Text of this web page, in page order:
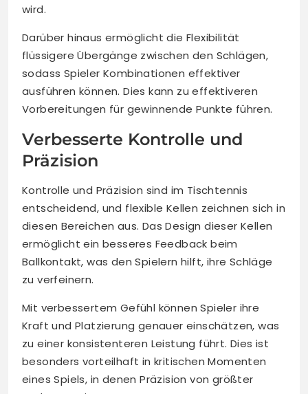
wird.
Darüber hinaus ermöglicht die Flexibilität
flüssigere Übergänge zwischen den Schlägen,
sodass Spieler Kombinationen effektiver
ausführen können. Dies kann zu effektiveren
Vorbereitungen für gewinnende Punkte führen.
Verbesserte Kontrolle und
Präzision
Kontrolle und Präzision sind im Tischtennis
entscheidend, und flexible Kellen zeichnen sich in
diesen Bereichen aus. Das Design dieser Kellen
ermöglicht ein besseres Feedback beim
Ballkontakt, was den Spielern hilft, ihre Schläge
zu verfeinern.
Mit verbessertem Gefühl können Spieler ihre
Kraft und Platzierung genauer einschätzen, was
zu einer konsistenteren Leistung führt. Dies ist
besonders vorteilhaft in kritischen Momenten
eines Spiels, in denen Präzision von größter